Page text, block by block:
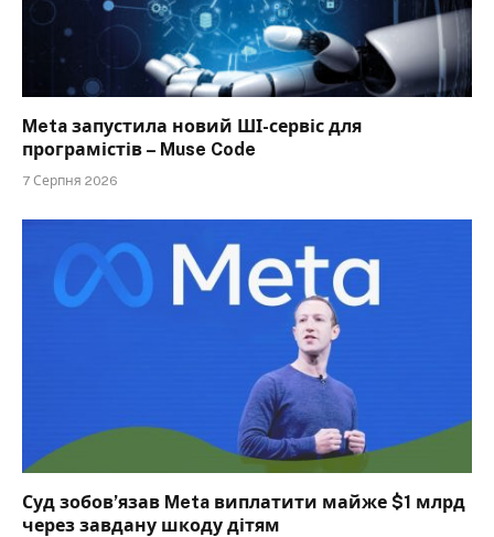
Meta запустила новий ШІ-сервіс для
програмістів – Muse Code
7 Серпня 2026
Суд зобов’язав Meta виплатити майже $1 млрд
через завдану шкоду дітям